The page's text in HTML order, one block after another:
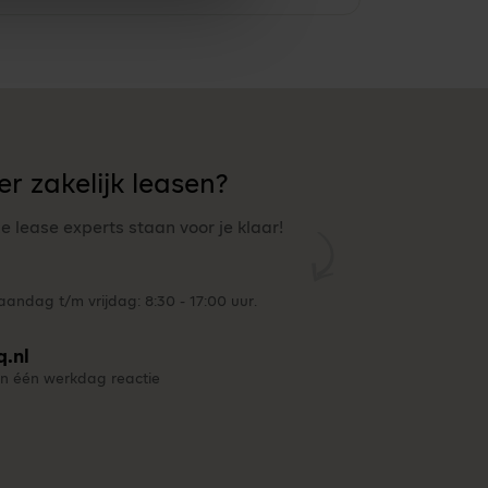
zakelijk leasen?
lease experts staan voor je klaar!
t/m vrijdag: 8:30 - 17:00 uur.
één werkdag reactie